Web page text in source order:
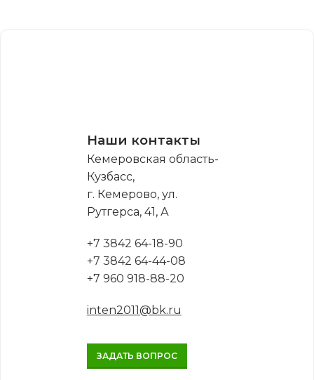
Наши контакты
Кемеровская область-
Кузбасс,
г. Кемерово, ул.
Рутгерса, 41, А
+7 3842 64-18-90
+7 3842 64-44-08
+7 960 918-88-20
inten2011@bk.ru
ЗАДАТЬ ВОПРОС